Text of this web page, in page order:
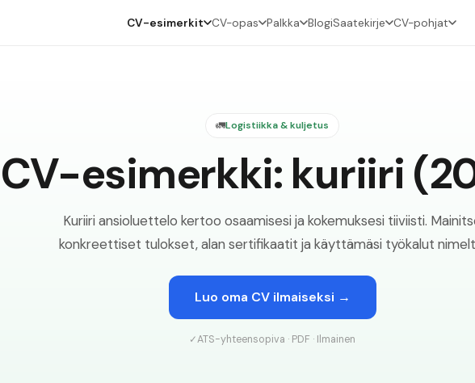
CV-esimerkit CV-opas Palkka BlogiSaatekirje CV-pohjat
🚛Logistiikka & kuljetus
CV-esimerkki: kuriiri
Kuriiri ansioluettelo kertoo osaamisesi ja kokemuksesi tiiviisti.
konkreettiset tulokset, alan sertifikaatit ja käyttämäsi työkalut
Luo oma CV ilmaiseksi →
✓ATS-yhteensopiva · PDF · Ilmainen